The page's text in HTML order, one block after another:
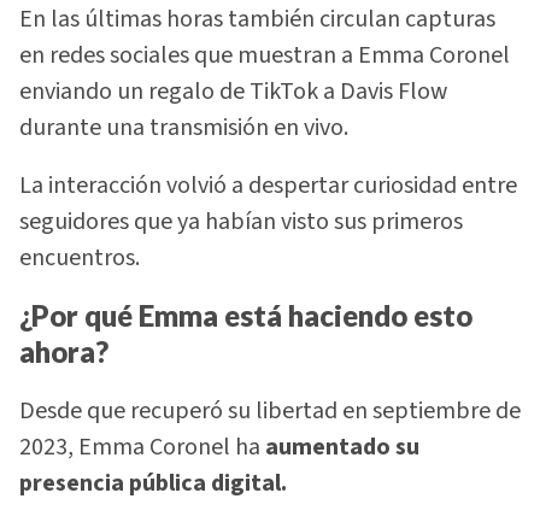
En las últimas horas también circulan capturas
en redes sociales que muestran a Emma Coronel
enviando un regalo de TikTok a Davis Flow
durante una transmisión en vivo.
La interacción volvió a despertar curiosidad entre
seguidores que ya habían visto sus primeros
encuentros.
¿Por qué Emma está haciendo esto
ahora?
Desde que recuperó su libertad en septiembre de
2023, Emma Coronel ha aumentado su
presencia pública digital.